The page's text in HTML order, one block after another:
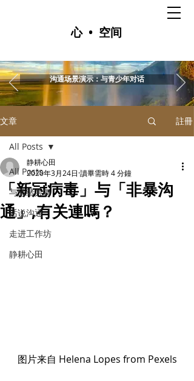
心 • 空间
沟通场景演示：与青少年对话
文章 註冊
All Posts
与情绪共舞
话说沟通
走进工作坊
静耕心田
All Posts
「新冠病毒」与「非暴沟
通」,有关連嗎？
静耕心田
2020年3月24日 讀畢需時 4 分鐘
图片来自 Helena Lopes from Pexels